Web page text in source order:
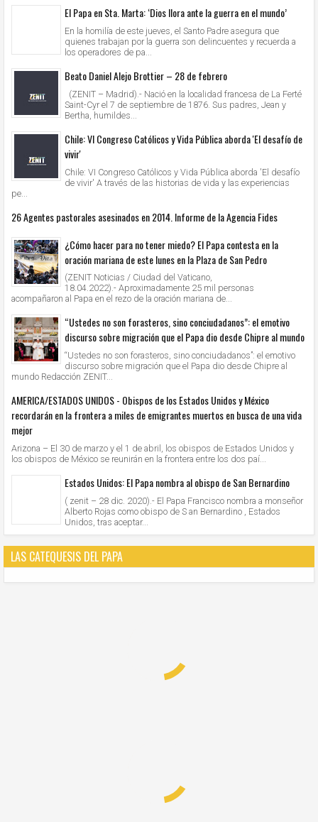
El Papa en Sta. Marta: ‘Dios llora ante la guerra en el mundo’
En la homilía de este jueves, el Santo Padre asegura que
quienes trabajan por la guerra son delincuentes y recuerda a
los operadores de pa...
Beato Daniel Alejo Brottier – 28 de febrero
(ZENIT – Madrid).- Nació en la localidad francesa de La Ferté
Saint-Cyr el 7 de septiembre de 1876. Sus padres, Jean y
Bertha, humildes...
Chile: VI Congreso Católicos y Vida Pública aborda 'El desafío de
vivir'
Chile: VI Congreso Católicos y Vida Pública aborda 'El desafío
de vivir' A través de las historias de vida y las experiencias
pe...
26 Agentes pastorales asesinados en 2014. Informe de la Agencia Fides
¿Cómo hacer para no tener miedo? El Papa contesta en la
oración mariana de este lunes en la Plaza de San Pedro
(ZENIT Noticias / Ciudad del Vaticano,
18.04.2022).- Aproximadamente 25 mil personas
acompañaron al Papa en el rezo de la oración mariana de...
“Ustedes no son forasteros, sino conciudadanos”: el emotivo
discurso sobre migración que el Papa dio desde Chipre al mundo
“Ustedes no son forasteros, sino conciudadanos”: el emotivo
discurso sobre migración que el Papa dio desde Chipre al
mundo Redacción ZENIT...
AMERICA/ESTADOS UNIDOS - Obispos de los Estados Unidos y México
recordarán en la frontera a miles de emigrantes muertos en busca de una vida
mejor
Arizona – El 30 de marzo y el 1 de abril, los obispos de Estados Unidos y
los obispos de México se reunirán en la frontera entre los dos paí...
Estados Unidos: El Papa nombra al obispo de San Bernardino
( zenit – 28 dic. 2020).- El Papa Francisco nombra a monseñor
Alberto Rojas como obispo de S an Bernardino , Estados
Unidos, tras aceptar...
LAS CATEQUESIS DEL PAPA